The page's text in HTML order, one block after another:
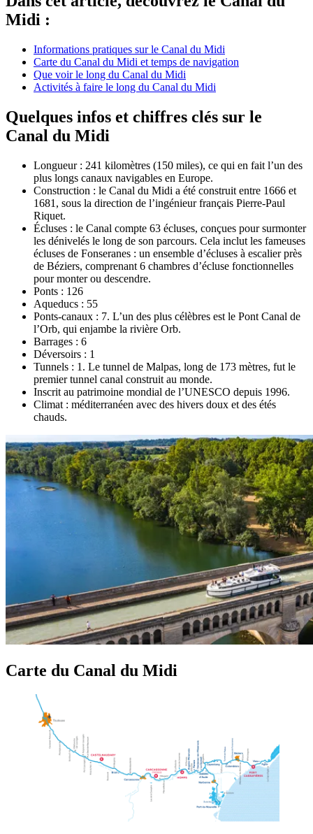
Midi :
Informations pratiques sur le Canal du Midi
Carte du Canal du Midi et temps de navigation
Que voir le long du Canal du Midi
Activités à faire le long du Canal du Midi
Quelques infos et chiffres clés sur le
Canal du Midi
Longueur : 241 kilomètres (150 miles), ce qui en fait l’un des
plus longs canaux navigables en Europe.
Construction : le Canal du Midi a été construit entre 1666 et
1681, sous la direction de l’ingénieur français Pierre-Paul
Riquet.
Écluses : le Canal compte 63 écluses, conçues pour surmonter
les dénivelés le long de son parcours. Cela inclut les fameuses
écluses de Fonseranes : un ensemble d’écluses à escalier près
de Béziers, comprenant 6 chambres d’écluse fonctionnelles
pour monter ou descendre.
Ponts : 126
Aqueducs : 55
Ponts-canaux : 7. L’un des plus célèbres est le Pont Canal de
l’Orb, qui enjambe la rivière Orb.
Barrages : 6
Déversoirs : 1
Tunnels : 1. Le tunnel de Malpas, long de 173 mètres, fut le
premier tunnel canal construit au monde.
Inscrit au patrimoine mondial de l’UNESCO depuis 1996.
Climat : méditerranéen avec des hivers doux et des étés
chauds.
Carte du Canal du Midi